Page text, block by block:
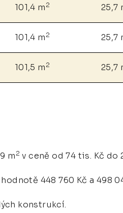
101,4 m 2 25,7
101,4 m 2 25,7
101,5 m 2 25,7
m 2 v ceně od 74 tis. Kč do
448 760 Kč a 498
konstrukcí.